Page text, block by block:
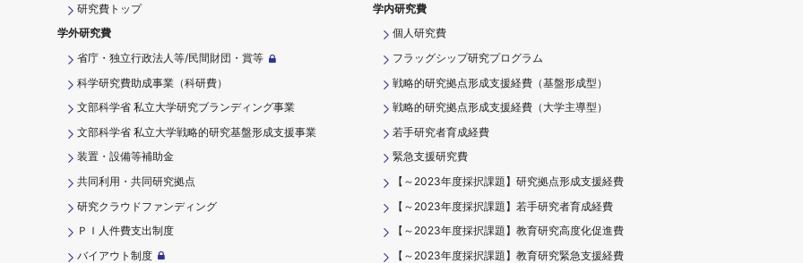
研究費トップ
学外研究費
省庁・独立行政法人等/民間財団・賞等
科学研究費助成事業（科研費）
文部科学省 私立大学研究ブランディング事業
文部科学省 私立大学戦略的研究基盤形成支援事業
装置・設備等補助金
共同利用・共同研究拠点
研究クラウドファンディング
ＰＩ⼈件費⽀出制度
バイアウト制度
学内研究費
個人研究費
フラッグシップ研究プログラム
戦略的研究拠点形成支援経費（基盤形成型）
戦略的研究拠点形成支援経費（大学主導型）
若手研究者育成経費
緊急支援研究費
【～2023年度採択課題】研究拠点形成支援経費
【～2023年度採択課題】若手研究者育成経費
【～2023年度採択課題】教育研究高度化促進費
【～2023年度採択課題】教育研究緊急支援経費